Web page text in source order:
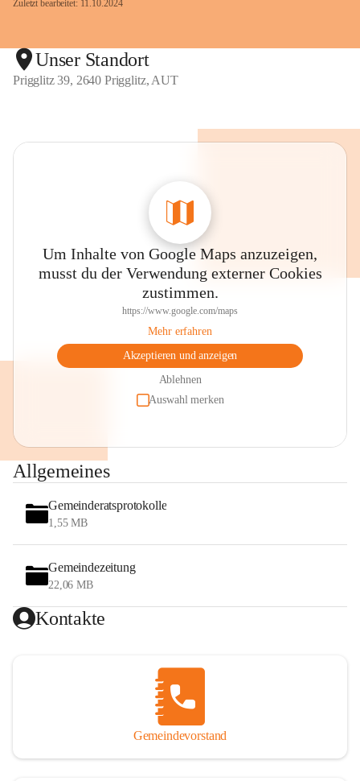
Zuletzt bearbeitet: 11.10.2024
Unser Standort
Prigglitz 39, 2640 Prigglitz, AUT
Um Inhalte von Google Maps anzuzeigen,
musst du der Verwendung externer Cookies
zustimmen.
https://www.google.com/maps
Mehr erfahren
Akzeptieren und anzeigen
Ablehnen
Auswahl merken
Allgemeines
Gemeinderatsprotokolle
1,55 MB
Gemeindezeitung
22,06 MB
Kontakte
Gemeindevorstand